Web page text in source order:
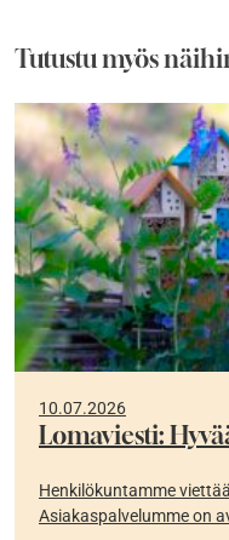
Tutustu myös
10.07.2026
Lomaviesti:
Henkilökuntamme
Asiakaspalvelumme on